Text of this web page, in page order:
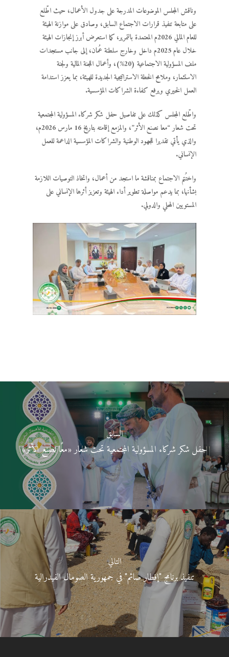
وناقش المجلس الموضوعات المدرجة على جدول الأعمال، حيث اطّلع
على متابعة تنفيذ قرارات الاجتماع السابق، وصادق على موازنة الهيئة
للعام المالي 2026م المعتمدة بالتمرير، كما استعرض أبرز إنجازات الهيئة
خلال عام 2025م داخل وخارج سلطنة عُمان، إلى جانب مستجدات
ملف المسؤولية الاجتماعية (20%)، وأعمال اللجنة المالية ولجنة
الاستثمار، وملامح الخطة الاستراتيجية الجديدة للهيئة، بما يعزز استدامة
العمل الخيري ويرفع كفاءة الشراكات المؤسسية.
واطّلع المجلس كذلك على تفاصيل حفل شكر شركاء المسؤولية المجتمعية
تحت شعار “معا نصنع الأثر”، والمزمع إقامته بتاريخ 16 مارس 2026م،
والذي يأتي تقديرا للجهود الوطنية والشراكات المؤسسية الداعمة للعمل
الإنساني.
واختُتم الاجتماع بمناقشة ما استجد من أعمال، واتخاذ التوصيات اللازمة
بشأنها، بما يدعم مواصلة تطوير أداء الهيئة وتعزيز أثرها الإنساني على
المستويين المحلي والدولي.
السابق
حفل شكر شركاء المسؤولية المجتمعية تحت شعار «معًا نصنع الأثر»
التالي
تنفيذ برنامج "إفطار صائم" في جمهورية الصومال الفيدرالية